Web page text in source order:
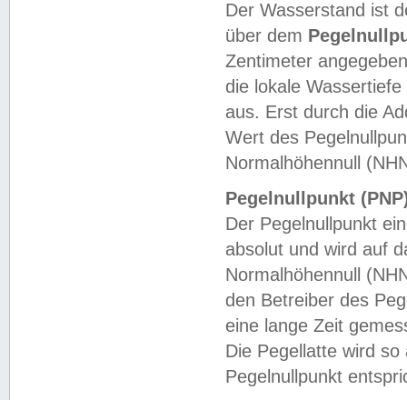
Der Wasserstand ist
über dem
Zentimeter
die lokale
aus. Erst durch die
Wert des
Normalhöhennull
Pegelnullpunkt
Der Pegelnullpunkt
absolut und wird auf
Normalhöhennull
den Betreiber des
eine lange Zeit
Die Pegellatte wird
Pegelnullpunkt